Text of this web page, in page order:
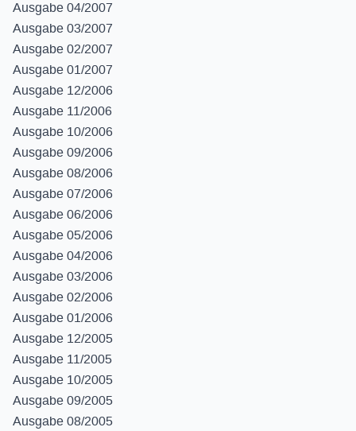
Ausgabe 04/2007
Ausgabe 03/2007
Ausgabe 02/2007
Ausgabe 01/2007
Ausgabe 12/2006
Ausgabe 11/2006
Ausgabe 10/2006
Ausgabe 09/2006
Ausgabe 08/2006
Ausgabe 07/2006
Ausgabe 06/2006
Ausgabe 05/2006
Ausgabe 04/2006
Ausgabe 03/2006
Ausgabe 02/2006
Ausgabe 01/2006
Ausgabe 12/2005
Ausgabe 11/2005
Ausgabe 10/2005
Ausgabe 09/2005
Ausgabe 08/2005